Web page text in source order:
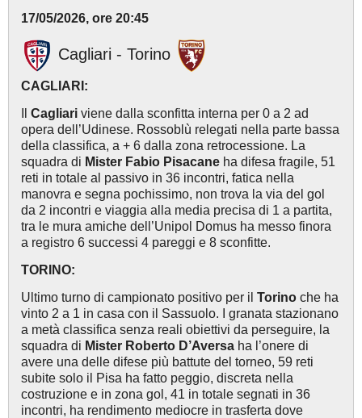
17/05/2026, ore 20:45
Cagliari - Torino
CAGLIARI:
Cagliari viene dalla sconfitta interna per 0 a 2 ad
opera dell’Udinese. Rossoblù relegati nella parte bassa
della classifica, a + 6 dalla zona retrocessione. La
squadra di Mister Fabio Pisacane ha difesa fragile, 51
reti in totale al passivo in 36 incontri, fatica nella
manovra e segna pochissimo, non trova la via del gol
da 2 incontri e viaggia alla media precisa di 1 a partita,
tra le mura amiche dell’Unipol Domus ha messo finora
a registro 6 successi 4 pareggi e 8 sconfitte.
TORINO:
Ultimo turno di campionato positivo per il Torino che ha
vinto 2 a 1 in casa con il Sassuolo. I granata stazionano
a metà classifica senza reali obiettivi da perseguire, la
squadra di Mister Roberto D’Aversa ha l’onere di
avere una delle difese più battute del torneo, 59 reti
subite solo il Pisa ha fatto peggio, discreta nella
costruzione e in zona gol, 41 in totale segnati in 36
incontri, ha rendimento mediocre in trasferta dove